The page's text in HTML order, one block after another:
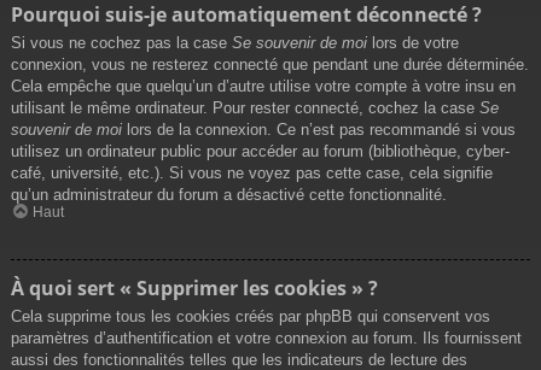
Pourquoi suis-je automatiquement déconnecté ?
Si vous ne cochez pas la case Se souvenir de moi lors de votre
connexion, vous ne resterez connecté que pendant une durée déterminée.
Cela empêche que quelqu’un d’autre utilise votre compte à votre insu en
utilisant le même ordinateur. Pour rester connecté, cochez la case Se
souvenir de moi lors de la connexion. Ce n’est pas recommandé si vous
utilisez un ordinateur public pour accéder au forum (bibliothèque, cyber-
café, université, etc.). Si vous ne voyez pas cette case, cela signifie
qu’un administrateur du forum a désactivé cette fonctionnalité.
Haut
À quoi sert « Supprimer les cookies » ?
Cela supprime tous les cookies créés par phpBB qui conservent vos
paramètres d’authentification et votre connexion au forum. Ils fournissent
aussi des fonctionnalités telles que les indicateurs de lecture des